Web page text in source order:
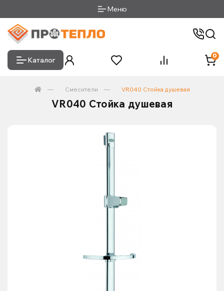
Меню
Каталог
0
Смесители VR040 Стойка душевая
VR040 Стойка душевая